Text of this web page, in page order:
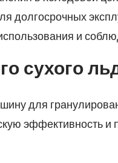
долгосрочных
и
сухого
для
эффективность и